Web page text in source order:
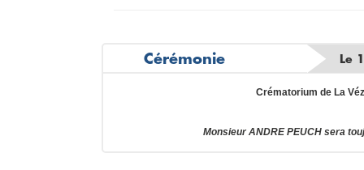
Cérémonie Le
Crématorium de La
Monsieur ANDRE PEUCH sera